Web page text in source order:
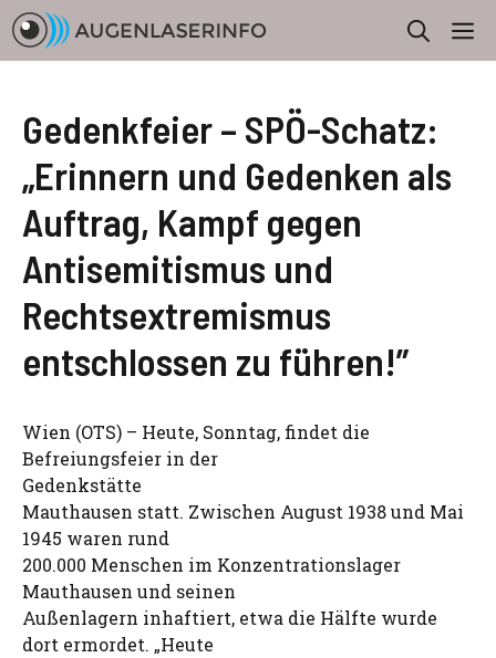
Zum
Inhalt
springen
Gedenkfeier – SPÖ-Schatz:
„Erinnern und Gedenken als
Auftrag, Kampf gegen
Antisemitismus und
Rechtsextremismus
entschlossen zu führen!”
Wien (OTS) – Heute, Sonntag, findet die
Befreiungsfeier in der
Gedenkstätte
Mauthausen statt. Zwischen August 1938 und Mai
1945 waren rund
200.000 Menschen im Konzentrationslager
Mauthausen und seinen
Außenlagern inhaftiert, etwa die Hälfte wurde
dort ermordet. „Heute